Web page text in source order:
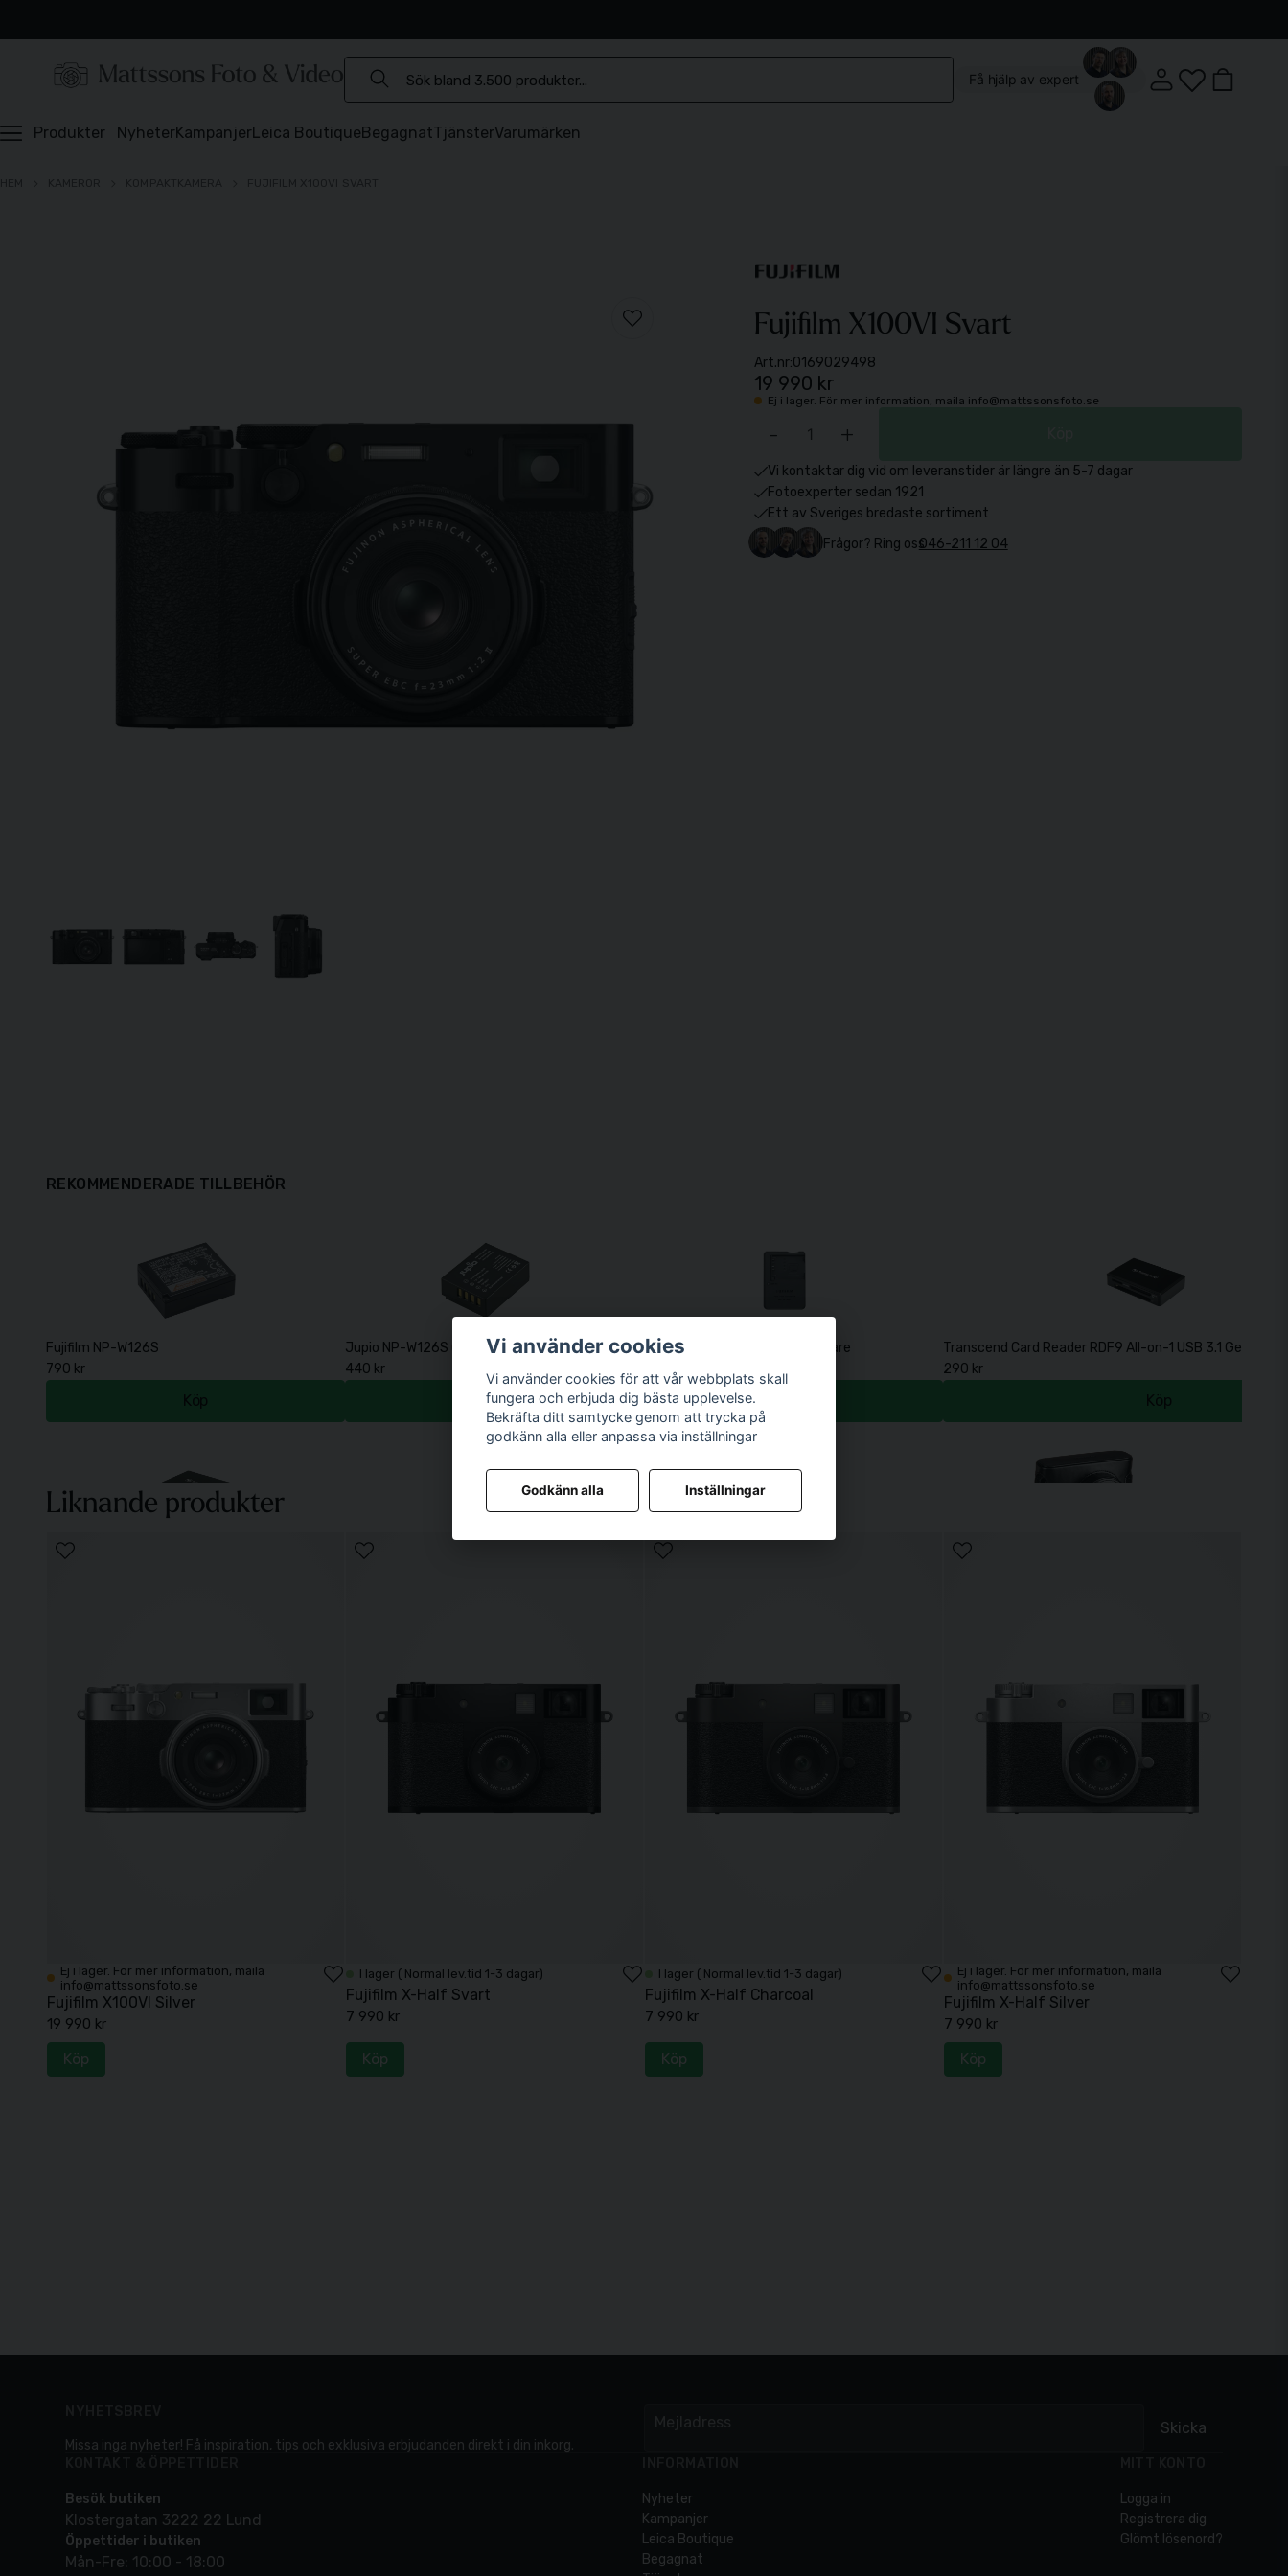
Få hjälp av expert
Mån-Fre: 10:00 - 18:00
Produkter NyheterKampanjerLeica BoutiqueBegagnatTjänsterVarumärken
Fujifilm X100VI Svart
Art.nr:0169029498
19 990 kr
Ej i lager. För mer information, maila info@mattssonsfoto.se
- +
Vi kontaktar dig vid om leveranstider är längre än 5-7 dagar
Fotoexperter sedan 1921
Ett av Sveriges bredaste sortiment
Frågor? Ring oss046-211 12 04
Liknande produkter
Ej i lager. För mer information, maila
info@mattssonsfoto.se
Fujifilm X100VI Silver
19 990 kr
Köp
I lager ( Normal lev.tid 1-3 dagar)
Fujifilm X-Half Svart
7 990 kr
Köp
I lager ( Normal lev.tid 1-3 dagar)
Fujifilm X-Half Charcoal
7 990 kr
Köp
Ej i lager. För mer information, maila
info@mattssonsfoto.se
Fujifilm X-Half Silver
7 990 kr
Köp
REKOMMENDERADE TILLBEHÖR
Fujifilm NP-W126S
790 kr
Köp
Jupio NP-W126S (CFU0017)
440 kr
Köp
Fujifilm BC-W126S Batteriladdare
789 kr
Transcend Card Reader RDF9 All-on-1 USB 3.1 Gen 1
290 kr
Köp
Transcend Cardreader RDC8 All-In-One för USB-C 3.1Peak Design Leash I Black (L-BL-3)
Fujifilm Weather Resistant kit X100V Black
Fujifilm X100V Leather Case Black
Skicka
Missa inga nyheter! Få inspiration, tips och exklusiva erbjudanden direkt i din inkorg.
Besök butiken
Klostergatan 3222 22 Lund
Öppettider i butiken
Mån-Fre: 10:00 - 18:00
Nyheter
Kampanjer
Leica Boutique
Begagnat
Logga in
Registrera dig
Glömt lösenord?
Vi använder cookies
Vi använder cookies för att vår webbplats skall
fungera och erbjuda dig bästa upplevelse.
Bekräfta ditt samtycke genom att trycka på
godkänn alla eller anpassa via inställningar
Godkänn alla Inställningar